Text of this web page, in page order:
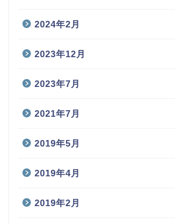
2024年2月
2023年12月
2023年7月
2021年7月
2019年5月
2019年4月
2019年2月